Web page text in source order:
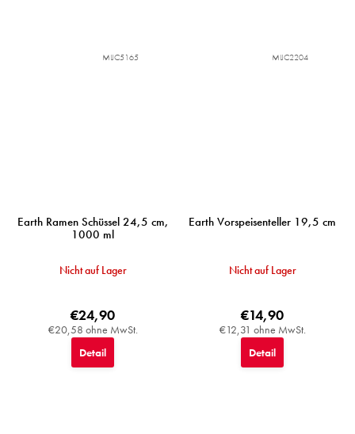
Earth Ramen Schüssel 24,5 cm,
1000 ml
Nicht auf Lager
€20,58 ohne MwSt.
€24,90
Detail
MIJC5165
Earth Vorspeisenteller 19,5 cm
Nicht auf Lager
€12,31 ohne MwSt.
€14,90
Detail
MIJC2204